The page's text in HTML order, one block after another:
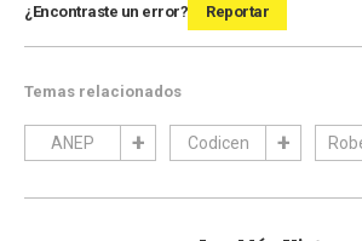
¿Encontraste un error? Reportar
Temas relacionados
ANEP Codicen